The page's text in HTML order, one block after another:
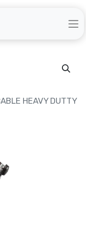
HEAVY DUTTY